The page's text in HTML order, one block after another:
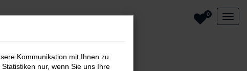
0
Kommunikation mit Ihnen zu
nur, wenn Sie uns Ihre